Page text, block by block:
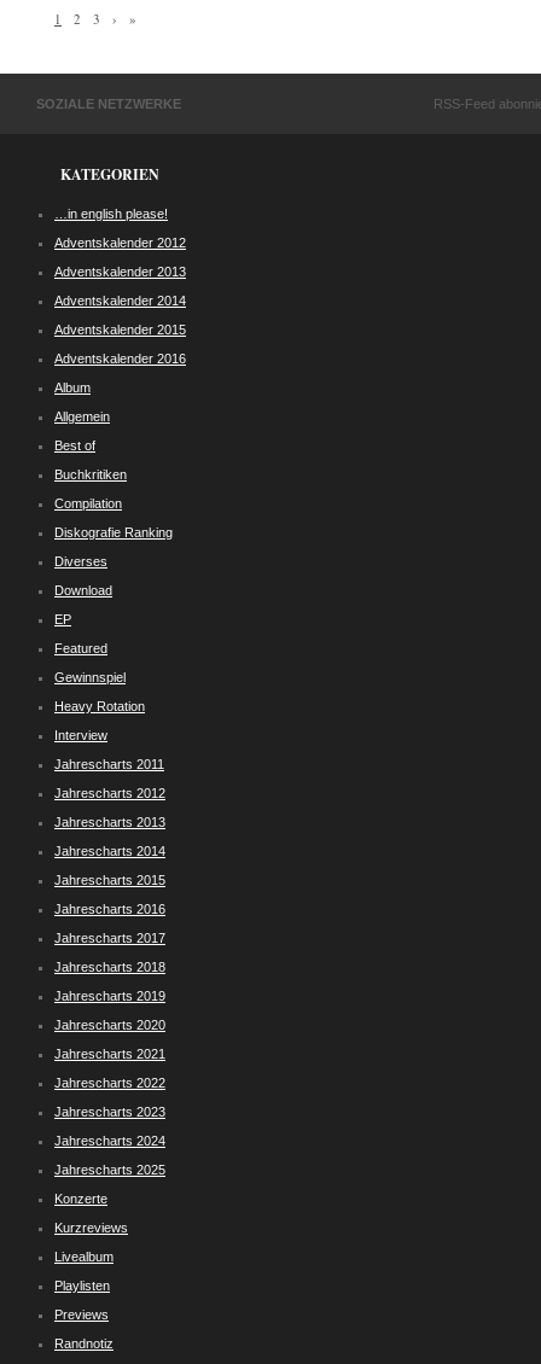
1 2 3 › »
SOZIALE NETZWERKE RSS-Feed
KATEGORIEN
…in english please!
Adventskalender 2012
Adventskalender 2013
Adventskalender 2014
Adventskalender 2015
Adventskalender 2016
Album
Allgemein
Best of
Buchkritiken
Compilation
Diskografie Ranking
Diverses
Download
EP
Featured
Gewinnspiel
Heavy Rotation
Interview
Jahrescharts 2011
Jahrescharts 2012
Jahrescharts 2013
Jahrescharts 2014
Jahrescharts 2015
Jahrescharts 2016
Jahrescharts 2017
Jahrescharts 2018
Jahrescharts 2019
Jahrescharts 2020
Jahrescharts 2021
Jahrescharts 2022
Jahrescharts 2023
Jahrescharts 2024
Jahrescharts 2025
Konzerte
Kurzreviews
Livealbum
Playlisten
Previews
Randnotiz